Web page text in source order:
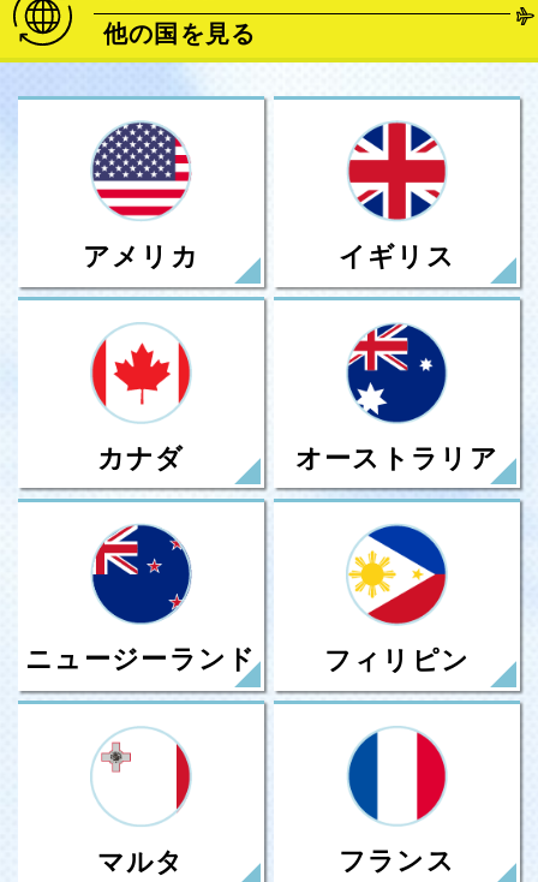
他の国を見る
アメリカ イギリス
カナダ オーストラリア
ニュージーランド フィリピン
マルタ フランス